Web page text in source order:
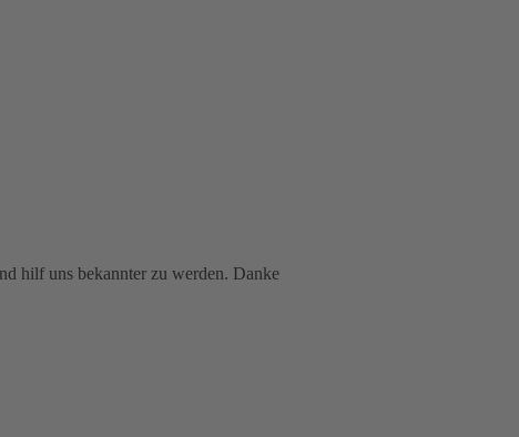
hilf uns bekannter zu werden. Danke